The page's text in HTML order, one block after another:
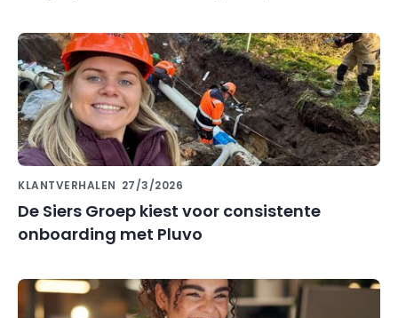
KLANTVERHALEN 27/3/2026
De Siers Groep kiest voor consistente
onboarding met Pluvo